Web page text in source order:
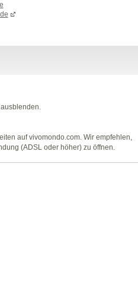
auf vivomondo.com. Wir empfehlen,
(ADSL oder höher) zu öffnen.